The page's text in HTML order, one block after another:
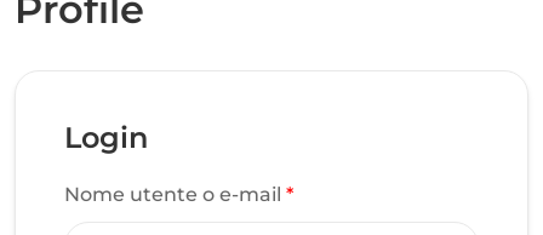
Login
Nome utente o e-mail *